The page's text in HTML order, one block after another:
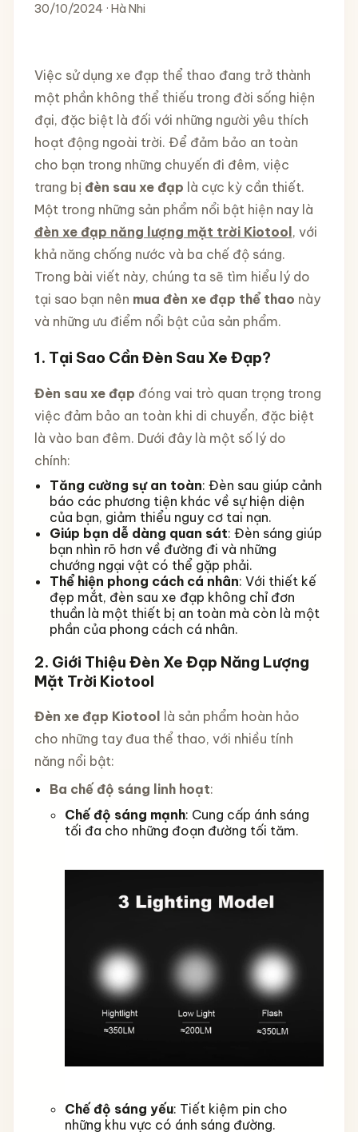
30/10/2024 · Hà Nhi
Việc sử dụng xe đạp thể thao đang trở thành
một phần không thể thiếu trong đời sống hiện
đại, đặc biệt là đối với những người yêu thích
hoạt động ngoài trời. Để đảm bảo an toàn
cho bạn trong những chuyến đi đêm, việc
trang bị đèn sau xe đạp là cực kỳ cần thiết.
Một trong những sản phẩm nổi bật hiện nay là
đèn xe đạp năng lượng mặt trời Kiotool , với
khả năng chống nước và ba chế độ sáng.
Trong bài viết này, chúng ta sẽ tìm hiểu lý do
tại sao bạn nên mua đèn xe đạp thể thao này
và những ưu điểm nổi bật của sản phẩm.
1. Tại Sao Cần Đèn Sau Xe Đạp?
Đèn sau xe đạp đóng vai trò quan trọng trong
việc đảm bảo an toàn khi di chuyển, đặc biệt
là vào ban đêm. Dưới đây là một số lý do
chính:
Tăng cường sự an toàn: Đèn sau giúp cảnh
báo các phương tiện khác về sự hiện diện
của bạn, giảm thiểu nguy cơ tai nạn.
Giúp bạn dễ dàng quan sát: Đèn sáng giúp
bạn nhìn rõ hơn về đường đi và những
chướng ngại vật có thể gặp phải.
Thể hiện phong cách cá nhân: Với thiết kế
đẹp mắt, đèn sau xe đạp không chỉ đơn
thuần là một thiết bị an toàn mà còn là một
phần của phong cách cá nhân.
2. Giới Thiệu Đèn Xe Đạp Năng Lượng
Mặt Trời Kiotool
Đèn xe đạp Kiotool
là sản phẩm hoàn hảo
cho những tay đua thể thao, với nhiều tính
năng nổi bật:
Ba chế độ sáng linh hoạt:
Chế độ sáng mạnh: Cung cấp ánh sáng
tối đa cho những đoạn đường tối tăm.
Chế độ sáng yếu: Tiết kiệm pin cho
những khu vực có ánh sáng đường.